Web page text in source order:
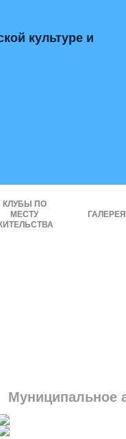
культуре и
КЛУБЫ ПО
МЕСТУ
ГАЛЕРЕЯ
Муниципальное